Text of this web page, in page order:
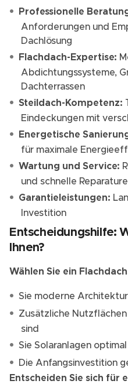
Professionelle
Anforderungen und
Dachlösung
Flachdach-Expertise:
Abdichtungssysteme,
Dachterrassen
Steildach-Kompetenz:
Eindeckungen mit
Energetische
für maximale
Wartung und Service:
und schnelle
Garantieleistungen:
Investition
Entscheidungshilfe:
Ihnen?
Wählen Sie ein
Sie moderne
Zusätzliche Nutzflächen
sind
Sie Solaranlagen
Die Anfangsinvestition
Entscheiden Sie sich für